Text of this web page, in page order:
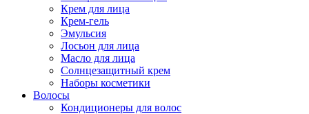
Крем для лица
Крем-гель
Эмульсия
Лосьон для лица
Масло для лица
Солнцезащитный крем
Наборы косметики
Волосы
Кондиционеры для волос